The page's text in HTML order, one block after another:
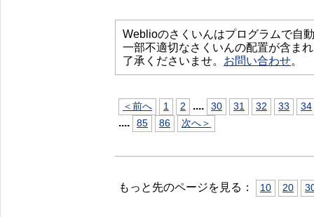
Weblioのさくいんはプログラムで自
一部不適切なさくいんの配置が含ま
了承くださいませ。 お問い合わせ。
＜前へ 1 2 .... 30 31 32 33 34
.... 85 86 次へ＞
もっと先のページを見る： 10 20